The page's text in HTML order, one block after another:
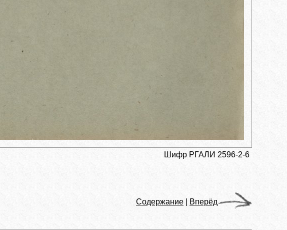
Шифр РГАЛИ 2596-2-6
Содержание Вперёд